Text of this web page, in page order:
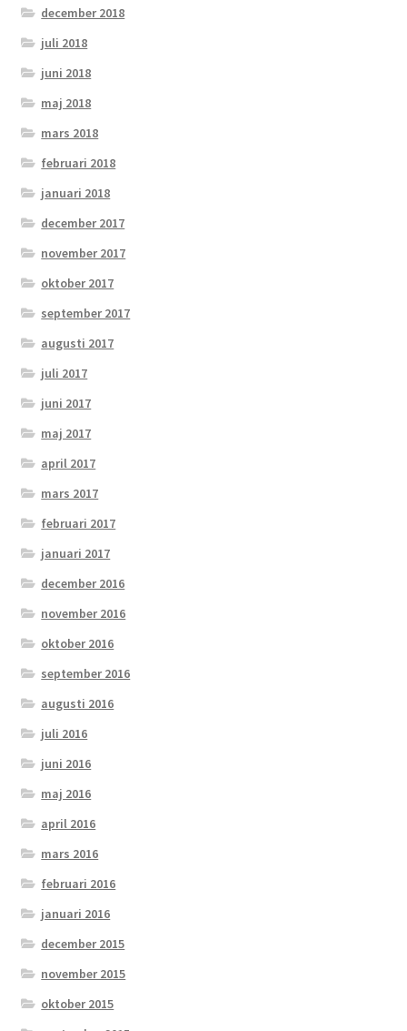
december 2018
juli 2018
juni 2018
maj 2018
mars 2018
februari 2018
januari 2018
december 2017
november 2017
oktober 2017
september 2017
augusti 2017
juli 2017
juni 2017
maj 2017
april 2017
mars 2017
februari 2017
januari 2017
december 2016
november 2016
oktober 2016
september 2016
augusti 2016
juli 2016
juni 2016
maj 2016
april 2016
mars 2016
februari 2016
januari 2016
december 2015
november 2015
oktober 2015